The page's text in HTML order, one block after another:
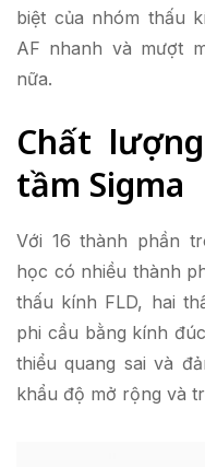
biệt của nhóm thấu
AF nhanh và mượt
nữa.
Chất
tầm Sigma
Với 16 thành phần
học có nhiều thành
thấu kính FLD, hai
phi cầu bằng kính
thiểu quang sai và
khẩu độ mở rộng và